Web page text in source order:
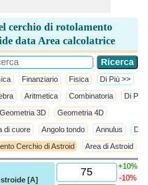
cerchio di rotolamento
data Area calcolatrice
Finanziario Fisica ​Di Più >>
Aritmetica Combinatoria ​Di Più
Geometria 3D Geometria 4D
di cuore Angolo tondo Annulus ​Di
Cerchio di Astroid Area di Astroid
[A]
+10%
-10%